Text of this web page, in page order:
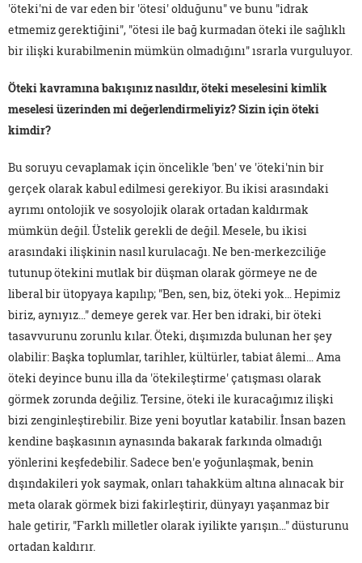
'öteki'ni de var eden bir 'ötesi' olduğunu" ve bunu "idrak
etmemiz gerektiğini", "ötesi ile bağ kurmadan öteki ile sağlıklı
bir ilişki kurabilmenin mümkün olmadığını" ısrarla vurguluyor.
Öteki kavramına bakışınız nasıldır, öteki meselesini kimlik
meselesi üzerinden mi değerlendirmeliyiz? Sizin için öteki
kimdir?
Bu soruyu cevaplamak için öncelikle 'ben' ve 'öteki'nin bir
gerçek olarak kabul edilmesi gerekiyor. Bu ikisi arasındaki
ayrımı ontolojik ve sosyolojik olarak ortadan kaldırmak
mümkün değil. Üstelik gerekli de değil. Mesele, bu ikisi
arasındaki ilişkinin nasıl kurulacağı. Ne ben-merkezciliğe
tutunup ötekini mutlak bir düşman olarak görmeye ne de
liberal bir ütopyaya kapılıp; "Ben, sen, biz, öteki yok… Hepimiz
biriz, aynıyız…" demeye gerek var. Her ben idraki, bir öteki
tasavvurunu zorunlu kılar. Öteki, dışımızda bulunan her şey
olabilir: Başka toplumlar, tarihler, kültürler, tabiat âlemi… Ama
öteki deyince bunu illa da 'ötekileştirme' çatışması olarak
görmek zorunda değiliz. Tersine, öteki ile kuracağımız ilişki
bizi zenginleştirebilir. Bize yeni boyutlar katabilir. İnsan bazen
kendine başkasının aynasında bakarak farkında olmadığı
yönlerini keşfedebilir. Sadece ben'e yoğunlaşmak, benin
dışındakileri yok saymak, onları tahakküm altına alınacak bir
meta olarak görmek bizi fakirleştirir, dünyayı yaşanmaz bir
hale getirir, "Farklı milletler olarak iyilikte yarışın…" düsturunu
ortadan kaldırır.